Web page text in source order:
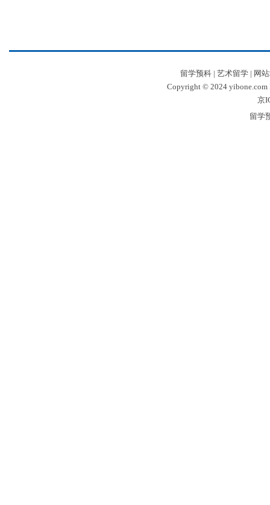
留学预科| 艺术留学| 网
Copyright © 2024 yibone.com
京
留学